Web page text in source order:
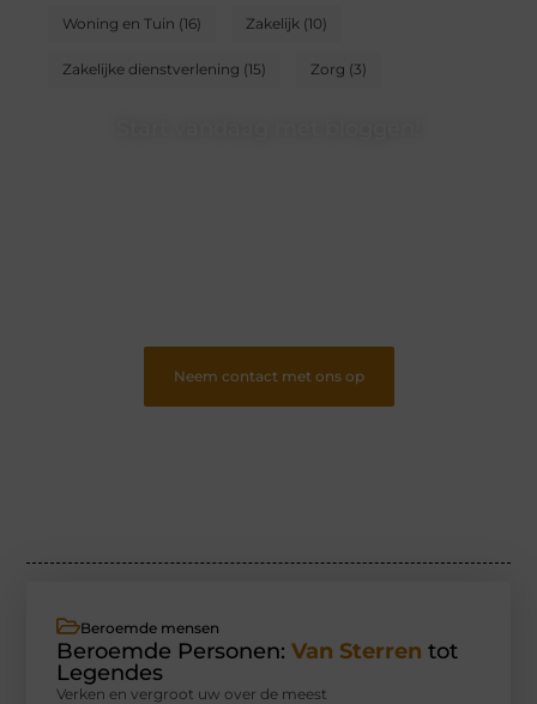
Woning en Tuin (16) Zakelijk (10)
Zakelijke dienstverlening (15) Zorg (3)
Neem contact met ons op
Beroemde mensen
Beroemde Personen:Van Sterren tot
Legendes
Verken en vergroot uw over de meest